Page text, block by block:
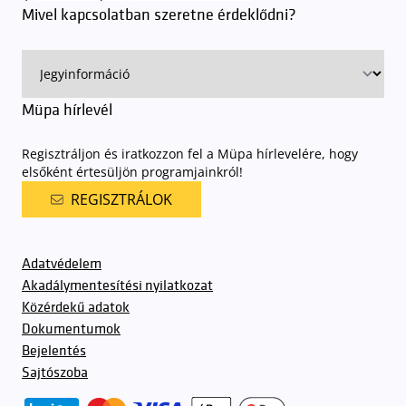
rendjének részletes leírása
elérhető itt
Mivel kapcsolatban szeretne érdeklődni?
Müpa hírlevél
Regisztráljon és iratkozzon fel a Müpa hírlevelére, hogy
elsőként értesüljön programjainkról!
REGISZTRÁLOK
Adatvédelem
Akadálymentesítési nyilatkozat
Közérdekű adatok
Dokumentumok
Bejelentés
Sajtószoba